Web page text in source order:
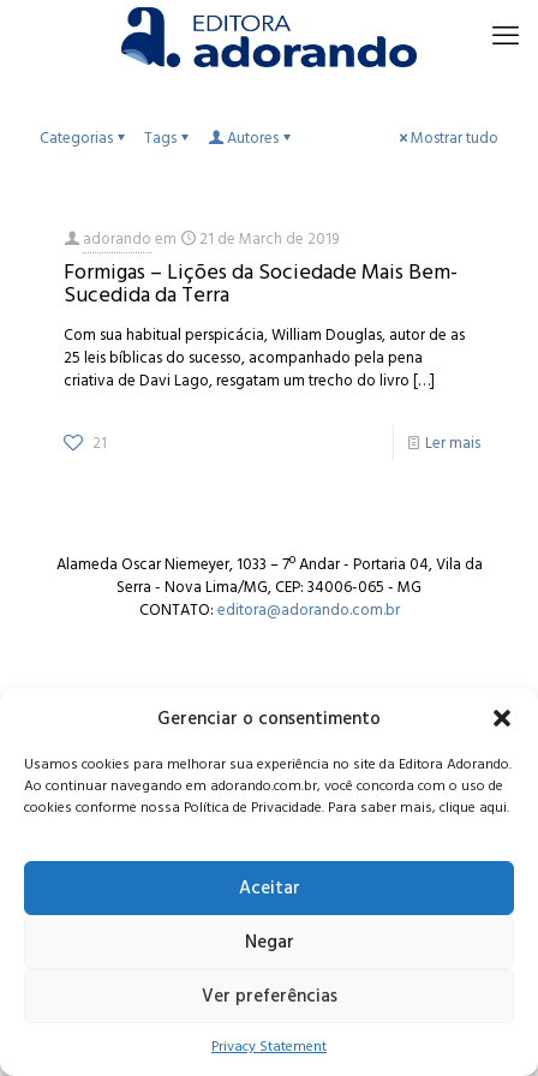
Gerenciar o consentimento
Usamos cookies para melhorar sua experiência no site da Editora Adorando.
Ao continuar navegando em adorando.com.br, você concorda com o uso de
cookies conforme nossa Política de Privacidade. Para saber mais, clique aqui.
Aceitar
Negar
Ver preferências
Privacy Statement
Categorias Tags Autores Mostrar tudo
adorandoem 21 de March de 2019
Formigas – Lições da Sociedade Mais Bem-
Sucedida da Terra
Com sua habitual perspicácia, William Douglas, autor de as
25 leis bíblicas do sucesso, acompanhado pela pena
criativa de Davi Lago, resgatam um trecho do livro[…]
21 Ler mais
Alameda Oscar Niemeyer, 1033 – 7º Andar - Portaria 04, Vila da
Serra - Nova Lima/MG, CEP: 34006-065 - MG
CONTATO:editora@adorando.com.br
© Editora Adorando 2026. Todos os direitos reservados.
Consulte nossapolítica de privacidade.